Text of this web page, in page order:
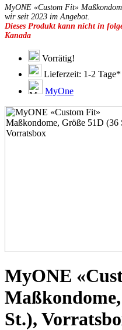
49D
49E
49F
49G
51C
51E
51F
51G
51H
53D
53E
53F
57H
57K
60E
60F
60G
60H
MyONE «Custom Fit»
wir seit 2023 im Angebot.
Dieses Produkt kann nicht in
Kanada
Vorrätig!
Lieferzeit: 1-2 Tage*
MyOne
MyONE
St.),